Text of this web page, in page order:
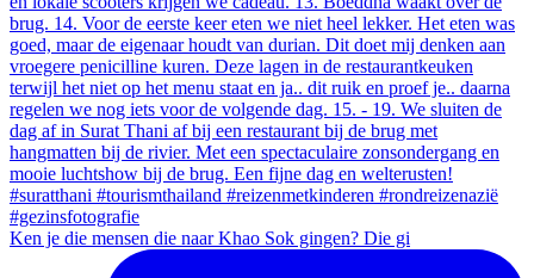
Ken je die mensen die naar Khao Sok gingen? Die gi